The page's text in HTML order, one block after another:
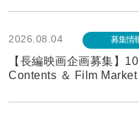
2026.08.04 募集情
【長編映画企画募集】
Contents ＆ Film Market